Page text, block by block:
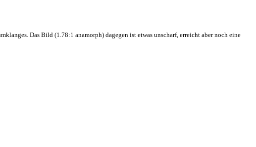
Das Bild (1.78:1 anamorph) dagegen ist etwas unscharf, erreicht aber noch eine